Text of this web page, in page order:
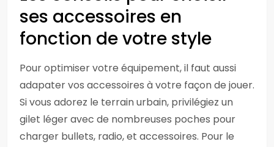
ses accessoires en
fonction de votre style
Pour optimiser votre équipement, il faut aussi
adapater vos accessoires à votre façon de jouer.
Si vous adorez le terrain urbain, privilégiez un
gilet léger avec de nombreuses poches pour
charger bullets, radio, et accessoires. Pour le